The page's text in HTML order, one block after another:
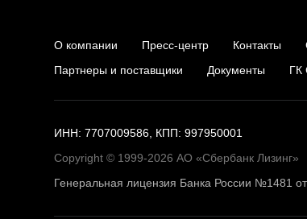
О компании Пресс-центр Контакты
Партнеры и поставщики
Документы ГК
ИНН: 7707009586, КПП: 997950001
Copyright © 1999-2026 АО «Сбербанк Лизинг»
Генеральная лицензия Банка России №1481